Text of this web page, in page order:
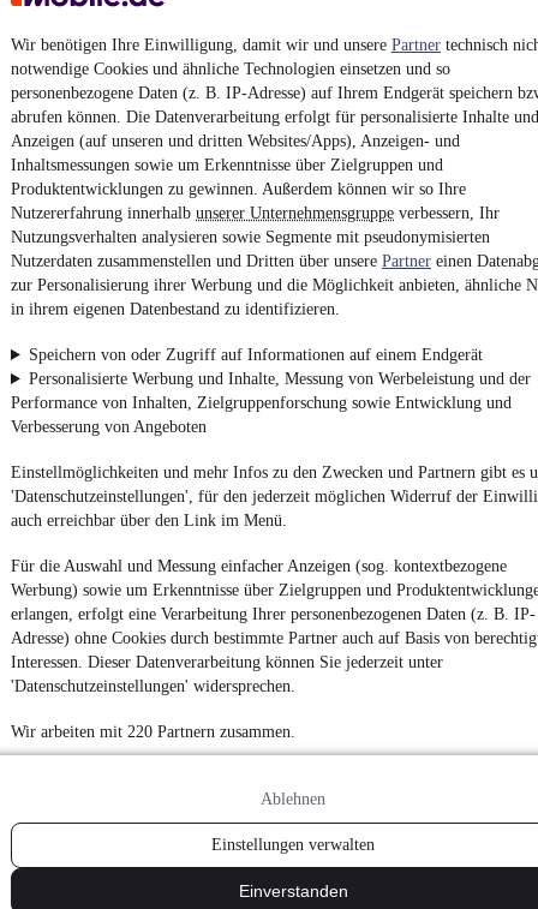
Wir benötigen Ihre Einwilligung, damit wir und unsere Partner technisch
notwendige Cookies und ähnliche Technologien einsetzen und so
personenbezogene Daten (z. B. IP-Adresse) auf Ihrem Endgerät speichern
abrufen können. Die Datenverarbeitung erfolgt für personalisierte Inhalte und
Anzeigen (auf unseren und dritten Websites/Apps), Anzeigen- und
Inhaltsmessungen sowie um Erkenntnisse über Zielgruppen und
Produktentwicklungen zu gewinnen. Außerdem können wir so Ihre
Nutzererfahrung innerhalb unserer Unternehmensgruppe verbessern, Ihr
Nutzungsverhalten analysieren sowie Segmente mit pseudonymisierten
Nutzerdaten zusammenstellen und Dritten über unsere Partner einen
zur Personalisierung ihrer Werbung und die Möglichkeit anbieten, ähnliche
in ihrem eigenen Datenbestand zu identifizieren.
Speichern von oder Zugriff auf Informationen auf einem Endgerät
Personalisierte Werbung und Inhalte, Messung von Werbeleistung und der
Performance von Inhalten, Zielgruppenforschung sowie Entwicklung und
Verbesserung von Angeboten
Einstellmöglichkeiten und mehr Infos zu den Zwecken und Partnern gibt es
'Datenschutzeinstellungen', für den jederzeit möglichen Widerruf der
auch erreichbar über den Link im Menü.
Für die Auswahl und Messung einfacher Anzeigen (sog. kontextbezogene
Werbung) sowie um Erkenntnisse über Zielgruppen und
erlangen, erfolgt eine Verarbeitung Ihrer personenbezogenen Daten (z. B. IP-
Adresse) ohne Cookies durch bestimmte Partner auch auf Basis von
Interessen. Dieser Datenverarbeitung können Sie jederzeit unter
'Datenschutzeinstellungen' widersprechen.
Wir arbeiten mit 220 Partnern zusammen.
Ablehnen
Einstellungen verwalten
Einverstanden
4.6 Sterne
Nutze mobile.de schnell und einfach
App installieren
Impressum
AGB
Vertrag widerrufen
Datenschutz
Datenschutzeinstellungen
Erklärung zur Barrierefreiheit
Report Security Vulnerability (English)
Powered by
Entdecke Kleinwagen ,SUVundWohnmobileund mehr bei
mobile.de